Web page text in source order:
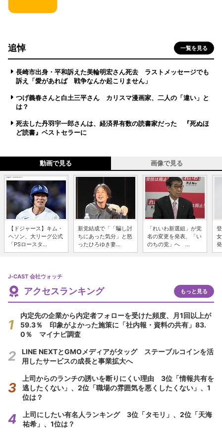
追悼 一覧を見る
長崎市出身・平和訴えた美輪明宏さん死去 ラストメッセージでも
訴え「愛があれば 戦争なんか起こりません」
つげ義春さんと白土三平さん カリスマ漫画家、二人の「違い」と
は？
死去した丹羽宇一郎さんは、経済界有数の読書家だった 『死ぬほ
ど読書』ベストセラーに
動画で見る 画像で見る
【ドジャース】キム・
ヘソン、大リーグ公式
「PSロースタ...
新党結成で「「騙し討
ちにあった気分」と怒
ったひろゆき妻...
「れいわ新選組」が党
名の変更を発表、「い
のちの党」へ ...
J-CAST 会社ウォッチ
アクセスランキング もっと見る
内定先の企業から内定者フォローを受けた頻度、月1回以上が
59.3％ 印象がよかった施策に「社内報・資料の共有」83.
0％ マイナビ調査
LINE NEXTとGMOメディアがタッグ ステーブルコインを活
用したサービスの成長と事業拡大へ
上司からのランチの誘いを断りにくい理由 3位「情報共有を
逃したくない」、2位「職場の雰囲気を悪くしたくない」、1
位は？
上司にしたい有名人ランキング 3位「タモリ」、2位「天海
祐希」、1位は？